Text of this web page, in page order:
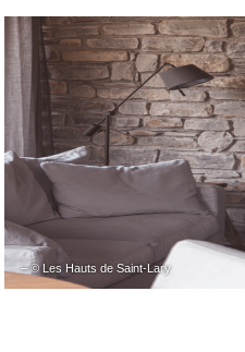
– © Les Hauts de Saint-Lary